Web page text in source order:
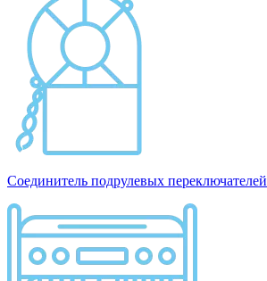
Соединитель подрулевых переключателей